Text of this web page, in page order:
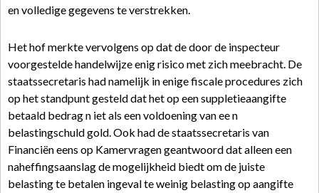
en volledige gegevens te verstrekken.
Het hof merkte vervolgens op dat de door de inspecteur
voorgestelde handelwijze enig risico met zich meebracht. De
staatssecretaris had namelijk in enige fiscale procedures zich
op het standpunt gesteld dat het op een suppletieaangifte
betaald bedrag n iet als een voldoening van ee n
belastingschuld gold. Ook had de staatssecretaris van
Financiën eens op Kamervragen geantwoord dat alleen een
naheffingsaanslag de mogelijkheid biedt om de juiste
belasting te betalen ingeval te weinig belasting op aangifte